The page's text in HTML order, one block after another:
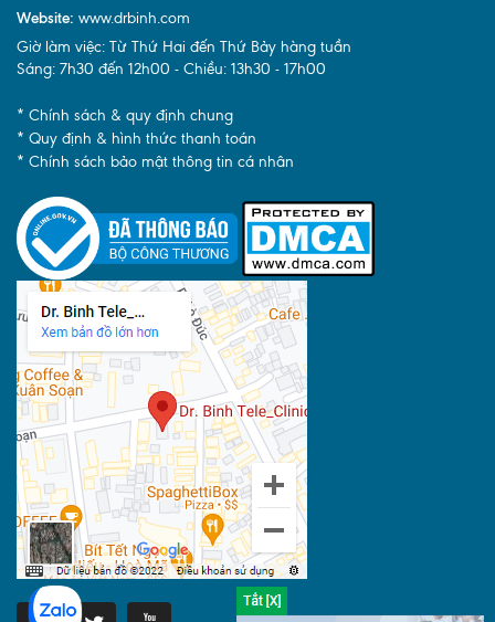
Website: www.drbinh.com
Giờ làm việc: Từ Thứ Hai đến Thứ Bảy hàng tuần
Sáng: 7h30 đến 12h00 - Chiều: 13h30 - 17h00
* Chính sách & quy định chung
* Quy định & hình thức thanh toán
* Chính sách bảo mật thông tin cá nhân